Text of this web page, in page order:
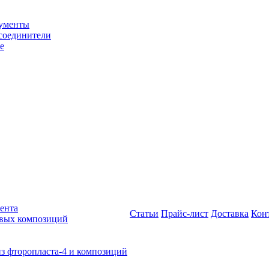
композиций
фторопласта-4 и композиций
Статьи Прайс-лист Доставка